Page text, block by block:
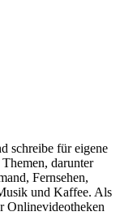
schreibe für eigene
darunter
Fernsehen,
und Kaffee. Als
Onlinevideotheken